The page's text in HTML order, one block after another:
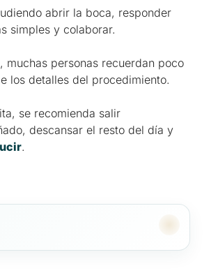
abrir la boca, responder
simples y colaborar.
muchas personas recuerdan poco
los detalles del procedimiento.
se recomienda salir
descansar el resto del día y
.